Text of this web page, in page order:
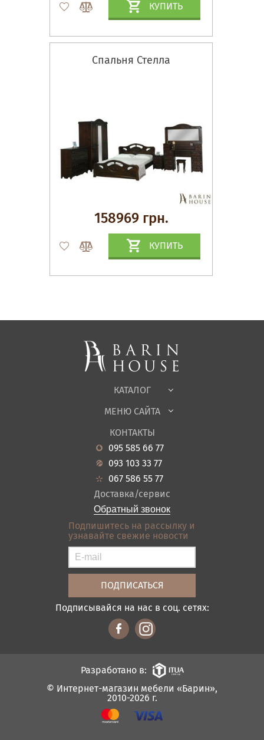
КУПИТЬ
Спальня Стелла
158969 грн.
КУПИТЬ
КАТАЛОГ
Спальни, Кровати
Корпусная мебель
Офисная мебель
Детская
Садовая мебель
Гостиная
Кухня
Прихожие
Ванная
Акции
МЕНЮ САЙТА
Новости
Гарантия
Кредит
Оплата и доставка
Отзывы
Контакты
Карта сайта
Условия покупки
КОНТАКТЫ
095 585 66 77
093 103 33 77
067 586 55 77
Доставка/сервис
Обратный звонок
Подпишитесь на рассылку и
узнавайте свежие новости
Подписывайся на нас в соц. сетях:
© Интернет-магазин мебели «Барин»,
2010-2026 г.
Разработано в: